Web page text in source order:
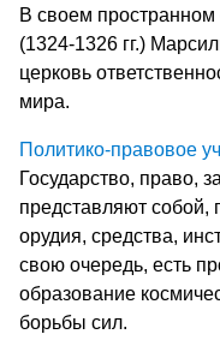
В своем пространном
(1324-1326 гг.)
церковь
мира.
Политико-правовое
Государство, право,
представляют
орудия, средства,
свою очередь, есть
образование
борьбы сил.